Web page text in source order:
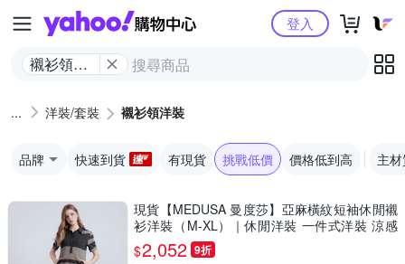
Yahoo購物中心
襯衫領洋
登入
洋裝/套裝 襯衫領洋裝
品牌 快速到貨 有現貨 挑戰低價 價格低到高 主
現貨【MEDUSA 曼度莎】亞麻橫紋短袖休閒襯
衫洋裝（M-XL）｜休閒洋裝 一件式洋裝 涼感
透氣亞麻
$2,052 9折